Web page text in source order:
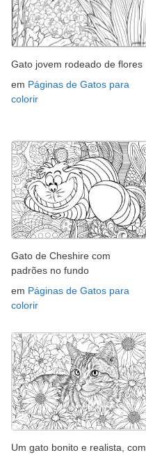
Gato jovem rodeado de flores
em Páginas de Gatos para
colorir
Gato de Cheshire com
padrões no fundo
em Páginas de Gatos para
colorir
Um gato bonito e realista, com